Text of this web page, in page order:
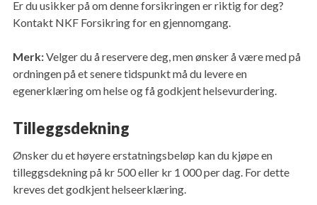
Er du usikker på om denne forsikringen er riktig for deg?
Kontakt NKF Forsikring for en gjennomgang.
Merk:Velger du å reservere deg, men ønsker å være med på
ordningen på et senere tidspunkt må du levere en
egenerklæring om helse og få godkjent helsevurdering.
Tilleggsdekning
Ønsker du et høyere erstatningsbeløp kan du kjøpe en
tilleggsdekning på kr 500 eller kr 1 000 per dag. For dette
kreves det godkjent helseerklæring.